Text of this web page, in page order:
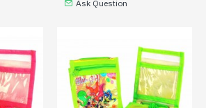
Ask Question